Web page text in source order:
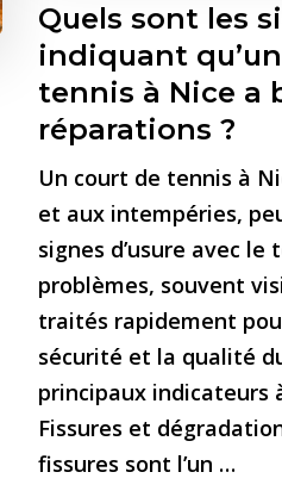
Quels sont les
indiquant
tennis à Nice a
réparations ?
Un court de tennis à
et aux intempéries,
signes d’usure avec le
problèmes, souvent
traités rapidement
sécurité et la qualité
principaux indicateurs
Fissures et
fissures sont l’un …